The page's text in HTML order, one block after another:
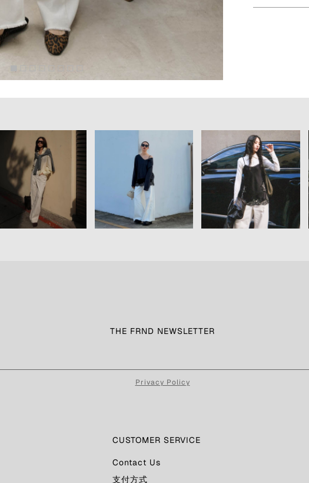
THE FRND NEWSLETTER
Privacy Policy
CUSTOMER SERVICE
Contact Us
支付方式